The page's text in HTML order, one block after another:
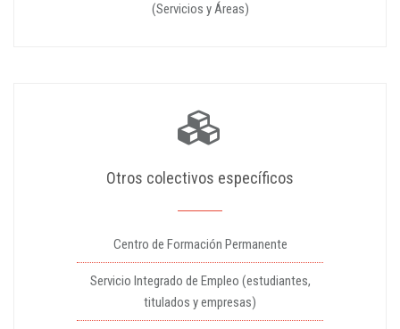
(Servicios y Áreas)
Otros colectivos específicos
Centro de Formación Permanente
Servicio Integrado de Empleo (estudiantes,
titulados y empresas)